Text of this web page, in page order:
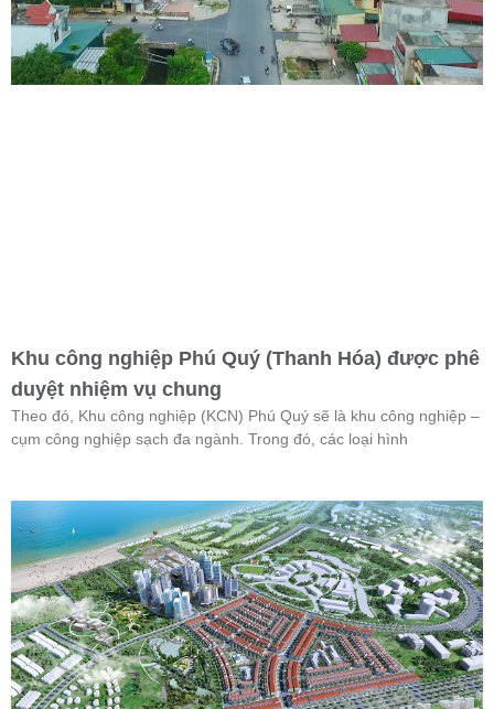
Khu công nghiệp Phú Quý (Thanh Hóa) được phê
duyệt nhiệm vụ chung
Theo đó, Khu công nghiệp (KCN) Phú Quý sẽ là khu công nghiệp –
cụm công nghiệp sạch đa ngành. Trong đó, các loại hình